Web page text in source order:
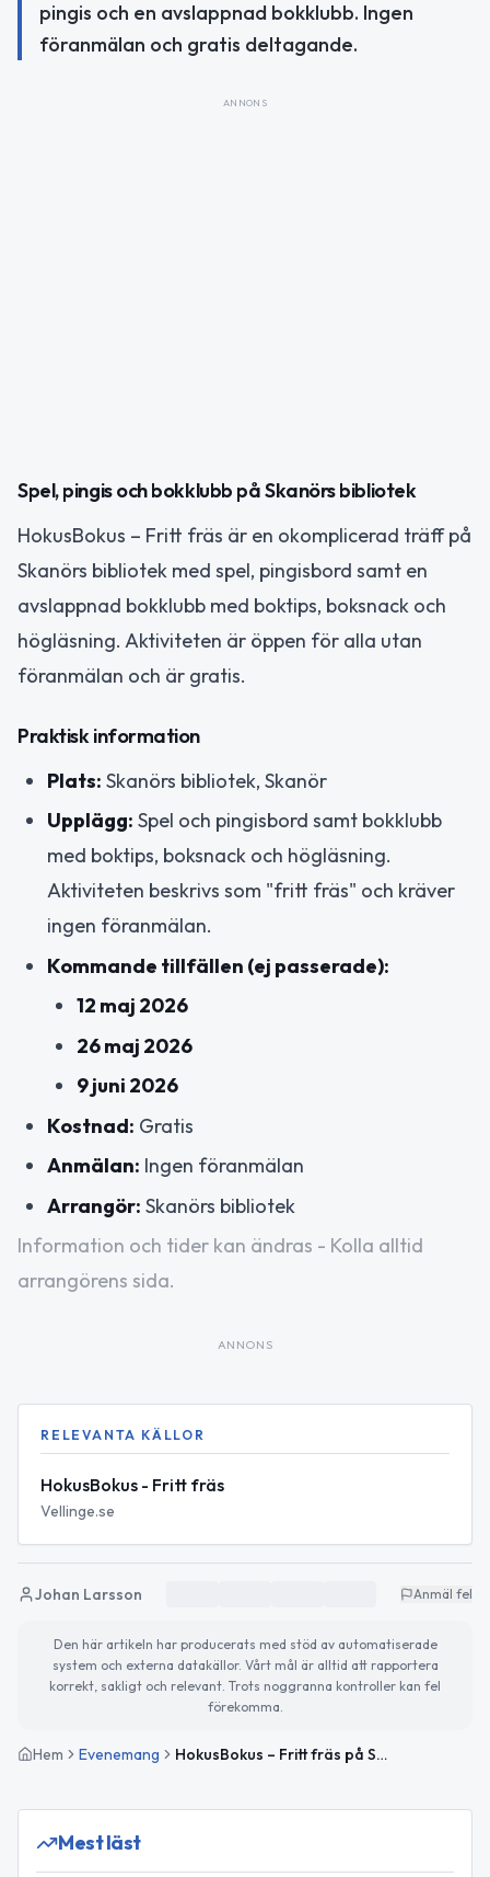
pingis och en avslappnad bokklubb. Ingen
föranmälan och gratis deltagande.
ANNONS
Spel, pingis och bokklubb på Skanörs bibliotek
HokusBokus – Fritt fräs är en okomplicerad träff på
Skanörs bibliotek med spel, pingisbord samt en
avslappnad bokklubb med boktips, boksnack och
högläsning. Aktiviteten är öppen för alla utan
föranmälan och är gratis.
Praktisk information
Plats: Skanörs bibliotek, Skanör
Upplägg: Spel och pingisbord samt bokklubb
med boktips, boksnack och högläsning.
Aktiviteten beskrivs som "fritt fräs" och kräver
ingen föranmälan.
Kommande tillfällen (ej passerade):
12 maj 2026
26 maj 2026
9 juni 2026
Kostnad: Gratis
Anmälan: Ingen föranmälan
Arrangör: Skanörs bibliotek
Information och tider kan ändras - Kolla alltid
arrangörens sida.
ANNONS
RELEVANTA KÄLLOR
HokusBokus - Fritt fräs
Vellinge.se
Johan Larsson Anmäl fel
Den här artikeln har producerats med stöd av automatiserade
system och externa datakällor. Vårt mål är alltid att rapportera
korrekt, sakligt och relevant. Trots noggranna kontroller kan fel
förekomma.
Hem Evenemang HokusBokus – Fritt fräs på Skanörs bibliotek
Mest läst